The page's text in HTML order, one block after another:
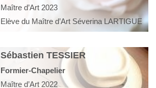
Maître d’Art 2023
Elève du Maître d’Art Séverina LARTIGUE
Sébastien TESSIER
Formier-Chapelier
Maître d’Art 2022